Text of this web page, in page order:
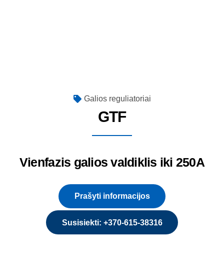
Galios reguliatoriai
GTF
Vienfazis galios valdiklis iki 250A
Prašyti informacijos
Susisiekti: +370-615-38316